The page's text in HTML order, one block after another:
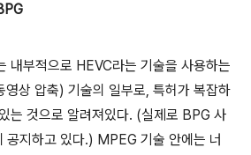
내부적으로 HEVC라는 기술을 사용하는
상 압축) 기술의 일부로, 특허가 복잡하
는 것으로 알려져있다. (실제로 BPG 사
공지하고 있다.) MPEG 기술 안에는 너